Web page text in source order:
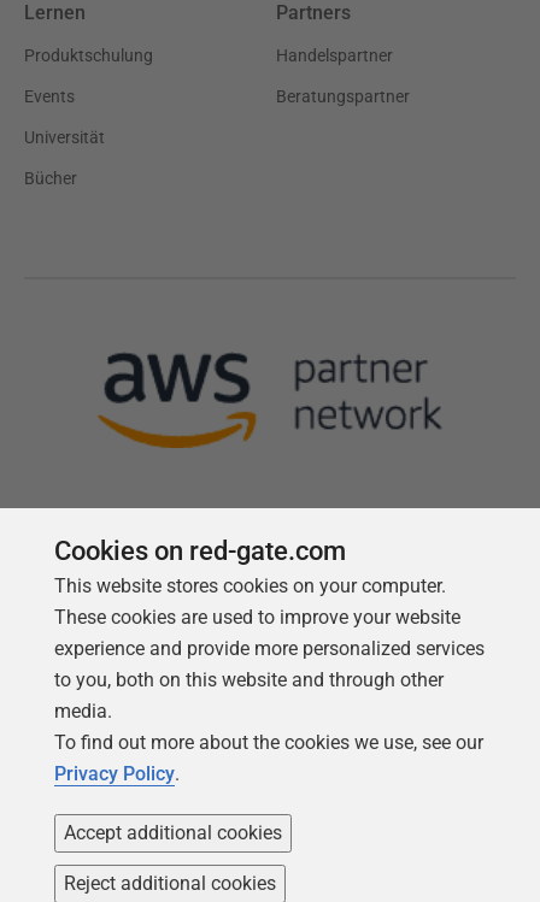
Lernen
Produktschulung
Events
Universität
Bücher
Partners
Handelspartner
Beratungspartner
Follow us
Cookies on red-gate.com
This website stores cookies on your computer.
These cookies are used to improve your website
experience and provide more personalized services
to you, both on this website and through other
media.
To find out more about the cookies we use, see our
Privacy Policy.
Accept additional cookies
Reject additional cookies